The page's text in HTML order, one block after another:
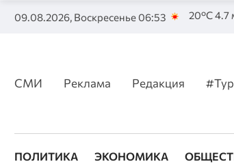
09.08.2026, Воскресенье 06:53 20°C 4.7
СМИ Реклама Редакция
ПОЛИТИКА ЭКОНОМИКА